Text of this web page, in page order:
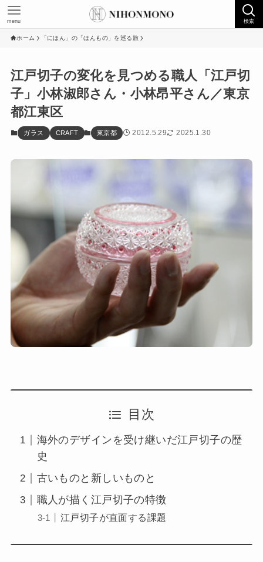
検索
menu
ホーム 「にほん」の「ほんもの」を巡る旅
江戸切子の変化を見つめる職人「江戸切
子」小林淑郎さん・小林昂平さん／東京
都江東区
ガラス CRAFT 東京都 2012.5.29 2025.1.30
目次
海外のデザインを受け継いだ江戸切子の歴
史
古いものと新しいものと
職人が描く江戸切子の特徴
江戸切子が直面する課題